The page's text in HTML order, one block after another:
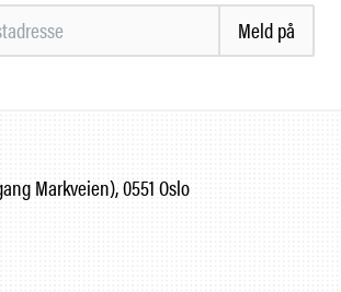
Meld på
Markveien), 0551 Oslo